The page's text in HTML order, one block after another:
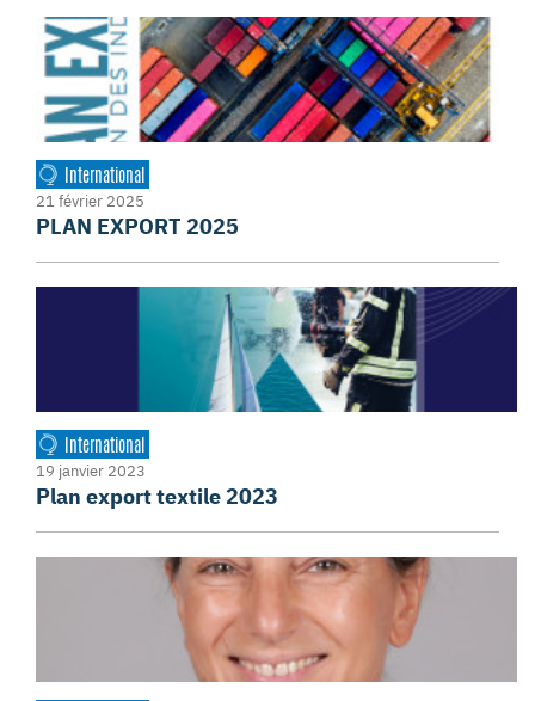
International
21 février 2025
PLAN EXPORT 2025
International
19 janvier 2023
Plan export textile 2023